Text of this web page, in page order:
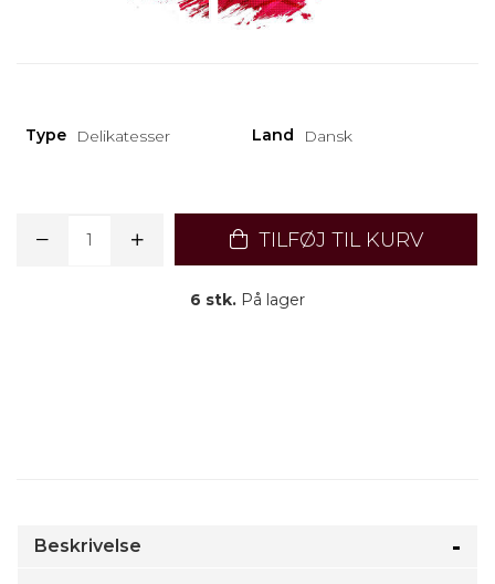
Type Delikatesser Land Dansk
TILFØJ TIL KURV
6 stk. På lager
Beskrivelse